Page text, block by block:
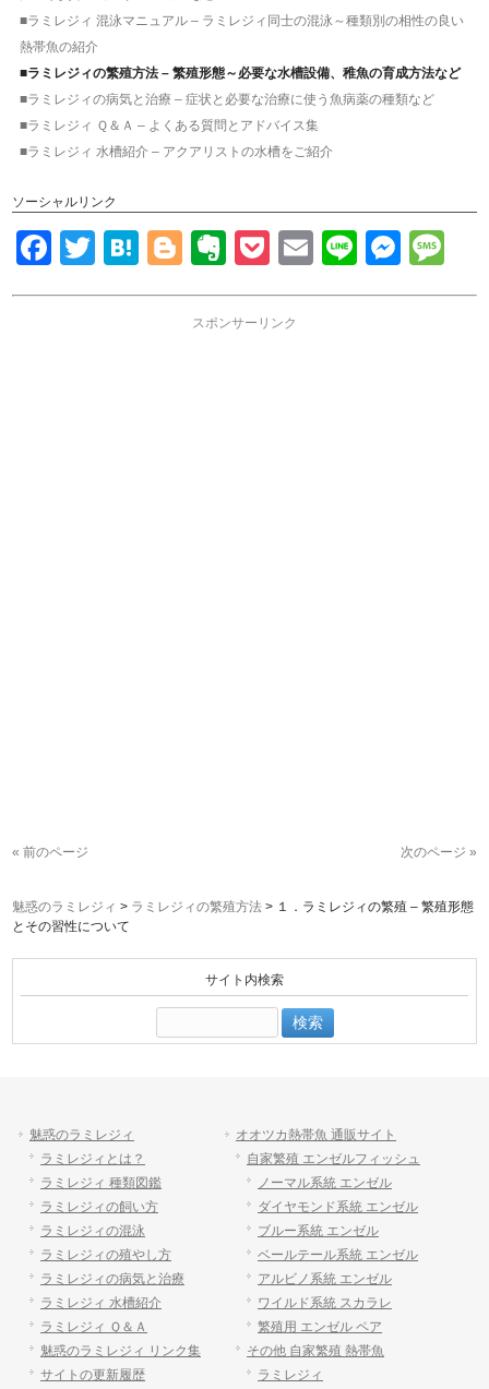
■ラミレジィ 混泳マニュアル – ラミレジィ同士の混泳～種類別の相性の良い
熱帯魚の紹介
■ラミレジィの繁殖方法 – 繁殖形態～必要な水槽設備、稚魚の育成方法など
■ラミレジィの病気と治療 – 症状と必要な治療に使う魚病薬の種類など
■ラミレジィ Ｑ＆Ａ – よくある質問とアドバイス集
■ラミレジィ 水槽紹介 – アクアリストの水槽をご紹介
ソーシャルリンク
Facebook
TwitterHatena
Blogger
Evernote
Pocket
EmailLine
スポンサーリンク
« 前のページ 次のページ »
魅惑のラミレジィ > ラミレジィの繁殖方法 > １．ラミレジィの繁殖 – 繁殖形態
とその習性について
サイト内検索
索:
魅惑のラミレジィ
ラミレジィとは？
ラミレジィ 種類図鑑
ラミレジィの飼い方
ラミレジィの混泳
ラミレジィの殖やし方
ラミレジィの病気と治療
ラミレジィ 水槽紹介
ラミレジィ Ｑ＆Ａ
魅惑のラミレジィ リンク集
サイトの更新履歴
オオツカ熱帯魚 通販サイト
自家繁殖 エンゼルフィッシュ
ノーマル系統 エンゼル
ダイヤモンド系統 エンゼル
ブルー系統 エンゼル
ベールテール系統 エンゼル
アルビノ系統 エンゼル
ワイルド系統 スカラレ
繁殖用 エンゼル ペア
その他 自家繁殖 熱帯魚
ラミレジィ